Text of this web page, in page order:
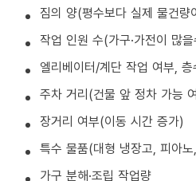
짐의 양(평수보다 실제 물건량
작업 인원 수(가구·가전이 많
엘리베이터/계단 작업 여부, 층
주차 거리(건물 앞 정차 가능
장거리 여부(이동 시간 증가)
특수 물품(대형 냉장고, 피아
가구 분해·조립 작업량